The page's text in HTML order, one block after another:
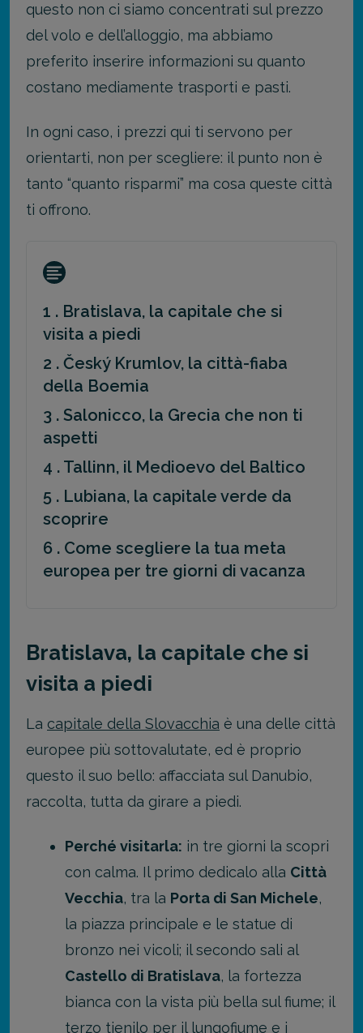
questo non ci siamo concentrati sul prezzo
del volo e dell’alloggio, ma abbiamo
preferito inserire informazioni su quanto
costano mediamente trasporti e pasti.
In ogni caso, i prezzi qui ti servono per
orientarti, non per scegliere: il punto non è
tanto “quanto risparmi” ma cosa queste città
ti offrono.
1 . Bratislava, la capitale che si
visita a piedi
2 . Český Krumlov, la città-fiaba
della Boemia
3 . Salonicco, la Grecia che non ti
aspetti
4 . Tallinn, il Medioevo del Baltico
5 . Lubiana, la capitale verde da
scoprire
6 . Come scegliere la tua meta
europea per tre giorni di vacanza
Bratislava, la capitale che si
visita a piedi
La capitale della Slovacchia è una delle città
europee più sottovalutate, ed è proprio
questo il suo bello: affacciata sul Danubio,
raccolta, tutta da girare a piedi.
Perché visitarla: in tre giorni la scopri
con calma. Il primo dedicalo alla Città
Vecchia, tra la Porta di San Michele,
la piazza principale e le statue di
bronzo nei vicoli; il secondo sali al
Castello di Bratislava, la fortezza
bianca con la vista più bella sul fiume; il
terzo tienilo per il lungofiume e i